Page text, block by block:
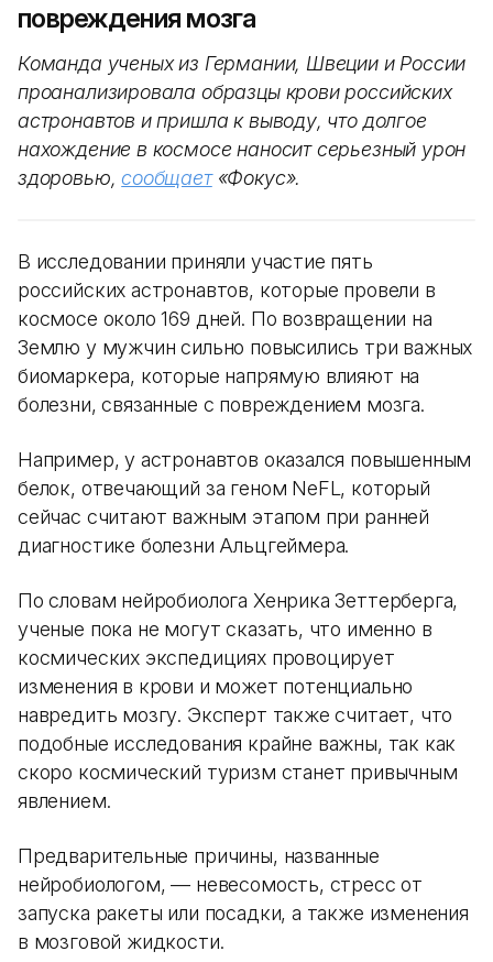
повреждения мозга
Команда ученых из Германии, Швеции и России
проанализировала образцы крови российских
астронавтов и пришла к выводу, что долгое
нахождение в космосе наносит серьезный урон
здоровью,сообщает«Фокус».
В исследовании приняли участие пять
российских астронавтов, которые провели в
космосе около 169 дней. По возвращении на
Землю у мужчин сильно повысились три важных
биомаркера, которые напрямую влияют на
болезни, связанные с повреждением мозга.
Например, у астронавтов оказался повышенным
белок, отвечающий за геном NeFL, который
сейчас считают важным этапом при ранней
диагностике болезни Альцгеймера.
По словам нейробиолога Хенрика Зеттерберга,
ученые пока не могут сказать, что именно в
космических экспедициях провоцирует
изменения в крови и может потенциально
навредить мозгу. Эксперт также считает, что
подобные исследования крайне важны, так как
скоро космический туризм станет привычным
явлением.
Предварительные причины, названные
нейробиологом, — невесомость, стресс от
запуска ракеты или посадки, а также изменения
в мозговой жидкости.